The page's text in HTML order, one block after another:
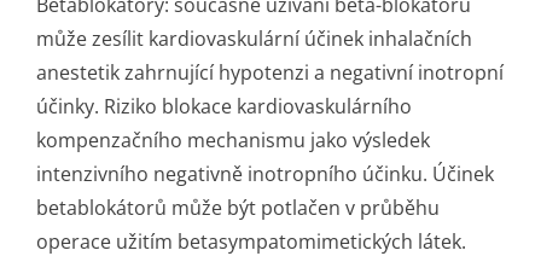
může zesílit kardiovaskulární účinek inhalačních
anestetik zahrnující hypotenzi a negativní inotropní
účinky. Riziko blokace kardiovaskulárního
kompenzačního mechanismu jako výsledek
intenzivního negativně inotropního účinku. Účinek
betablokátorů může být potlačen v průběhu
operace užitím betasympatomi­metických látek.